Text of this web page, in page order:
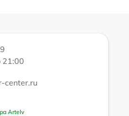
21:00
center.ru
Artelv